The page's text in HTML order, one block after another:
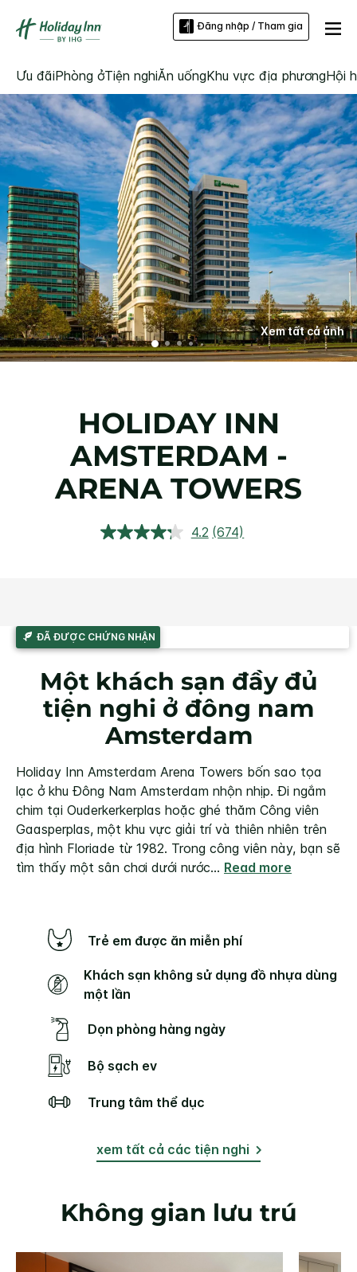
Đăng nhập / Tham gia
Ưu đãiPhòng ởTiện nghiĂn uốngKhu vực địa phươngHội
Xem tất cả ảnh
HOLIDAY INN
AMSTERDAM -
ARENA TOWERS
4.2 Đọc
(674)
ĐÃ ĐƯỢC CHỨNG NHẬN
Một khách sạn đầy đủ
tiện nghi ở đông nam
Amsterdam
Holiday Inn Amsterdam Arena Towers bốn sao tọa
lạc ở khu Đông Nam Amsterdam nhộn nhịp. Đi ngắm
chim tại Ouderkerkerplas hoặc ghé thăm Công viên
Gaasperplas, một khu vực giải trí và thiên nhiên trên
địa hình Floriade từ 1982. Trong công viên này, bạn sẽ
tìm thấy một sân chơi dưới nước... Read more
Trẻ em được ăn miễn phí
Khách sạn không sử dụng đồ nhựa dùng
một lần
Dọn phòng hàng ngày
Bộ sạch ev
Trung tâm thể dục
xem tất cả các tiện nghi
Không gian lưu trú